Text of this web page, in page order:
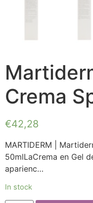
Crema
€42,28
MARTIDERM |
50mlLaCrema en Gel
aparienc…
In stock